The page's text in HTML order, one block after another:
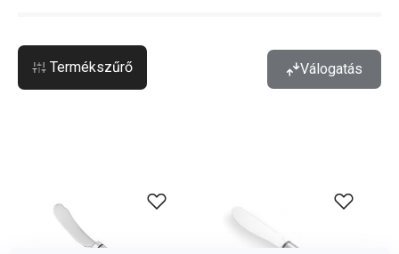
Termékszűrő Válogatás